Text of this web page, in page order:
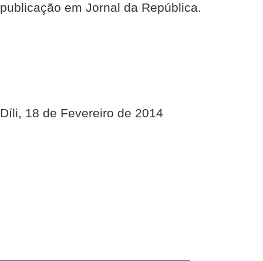
publicação em Jornal da República.
Díli, 18 de Fevereiro de 2014